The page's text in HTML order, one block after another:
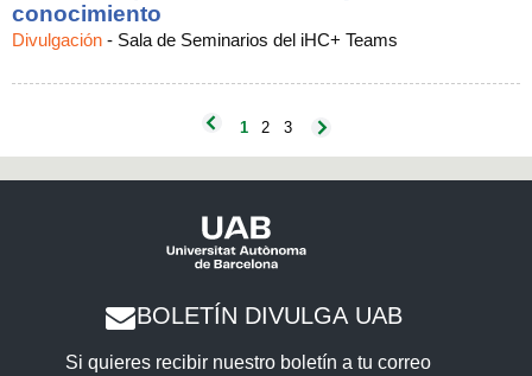
conocimiento
Divulgación - Sala de Seminarios del iHC+ Teams
1 2 3
BOLETÍN DIVULGA UAB
Si quieres recibir nuestro boletín a tu correo